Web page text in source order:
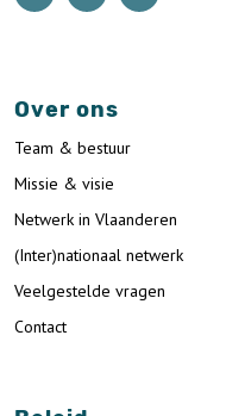
Over ons
Team & bestuur
Missie & visie
Netwerk in Vlaanderen
(Inter)nationaal netwerk
Veelgestelde vragen
Contact